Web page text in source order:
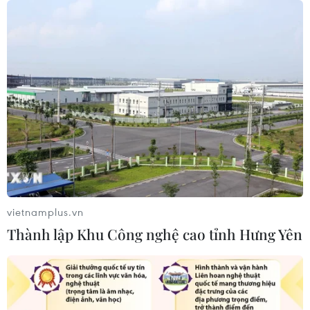
Đức tuyên án chung thân đối tượng
gây vụ lao xe vào đám đông ở
Munich
06/08/2026 15:57
Italy và Hy Lạp trở thành điểm nóng
của virus Tây sông Nile
06/08/2026 13:24
Bão Dolphin hướng vào miền Đông
Trung Quốc, cảnh báo mưa lớn trên
vietnamplus.vn
Thành lập Khu Công nghệ cao tỉnh Hưng Yên